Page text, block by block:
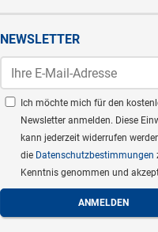
NEWSLETTER
Ich möchte mich für den
Newsletter anmelden. Diese
kann jederzeit widerrufen
die Datenschutzbestimmungen
Kenntnis genommen und